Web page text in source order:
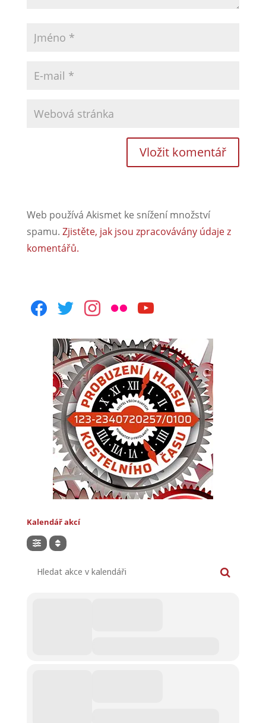
Web používá Akismet ke snížení množství
spamu. Zjistěte, jak jsou zpracovávány údaje z
komentářů.
facebooktwitterinstagram
flickr youtube
Kalendář akcí